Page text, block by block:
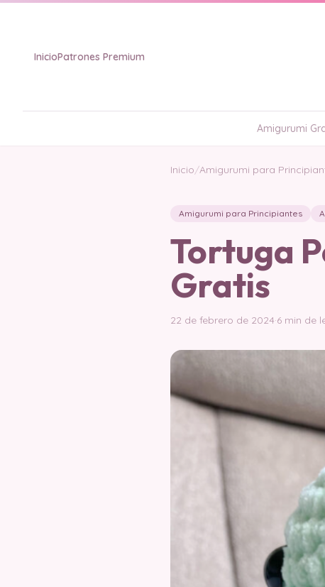
InicioPatrones Premium
Amigurumi
Inicio/Amigurumi para
Amigurumi para Principiantes
Tortuga
Gratis
22 de febrero de 2024·6 min de